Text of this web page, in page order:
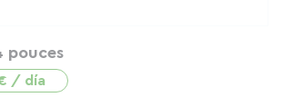
pouces
/ día